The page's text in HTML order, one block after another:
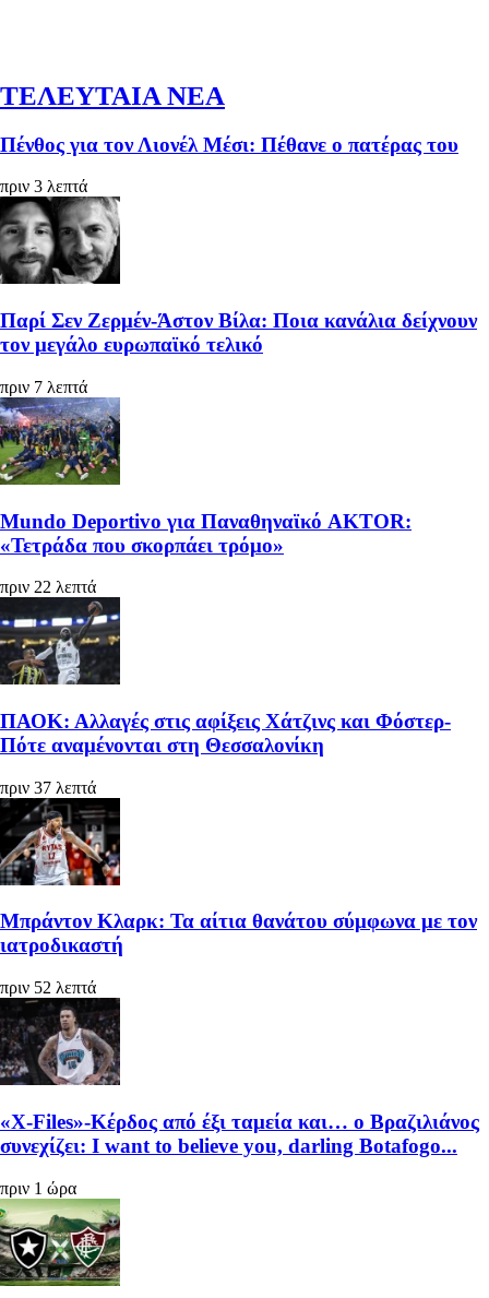
ΤΕΛΕΥΤΑΙΑ ΝΕΑ
Πένθος για τον Λιονέλ Μέσι: Πέθανε ο πατέρας του
πριν 3 λεπτά
Παρί Σεν Ζερμέν-Άστον Βίλα: Ποια κανάλια δείχνουν
τον μεγάλο ευρωπαϊκό τελικό
πριν 7 λεπτά
Mundo Deportivo για Παναθηναϊκό AKTOR:
«Τετράδα που σκορπάει τρόμο»
πριν 22 λεπτά
ΠΑΟΚ: Αλλαγές στις αφίξεις Χάτζινς και Φόστερ-
Πότε αναμένονται στη Θεσσαλονίκη
πριν 37 λεπτά
Μπράντον Κλαρκ: Τα αίτια θανάτου σύμφωνα με τον
ιατροδικαστή
πριν 52 λεπτά
«X-Files»-Κέρδος από έξι ταμεία και… ο Βραζιλιάνος
συνεχίζει: I want to believe you, darling Botafogo...
πριν 1 ώρα